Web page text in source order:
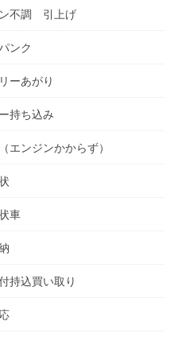
不調 引上げ
ンク
ーあがり
持ち込み
エンジンかからず）
車
持込買い取り